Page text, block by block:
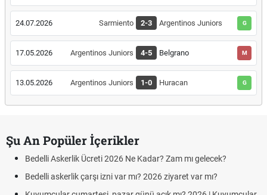
24.07.2026 Sarmiento 2-3 Argentinos Juniors G
17.05.2026 Argentinos Juniors 4-5 Belgrano M
13.05.2026 Argentinos Juniors 1-0 Huracan G
Şu An Popüler İçerikler
Bedelli Askerlik Ücreti 2026 Ne Kadar? Zam mı gelecek?
Bedelli askerlik çarşı izni var mı? 2026 ziyaret var mı?